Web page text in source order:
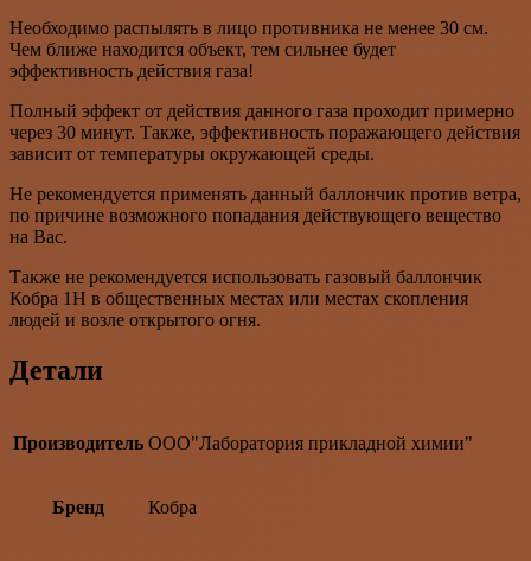
Необходимо распылять в лицо противника не менее 30 см.
Чем ближе находится объект, тем сильнее будет
эффективность действия газа!
Полный эффект от действия данного газа проходит примерно
через 30 минут. Также, эффективность поражающего действия
зависит от температуры окружающей среды.
Не рекомендуется применять данный баллончик против ветра,
по причине возможного попадания действующего вещество
на Вас.
Также не рекомендуется использовать газовый баллончик
Кобра 1Н в общественных местах или местах скопления
людей и возле открытого огня.
Детали
Производитель ООО"Лаборатория прикладной химии"
Бренд Кобра